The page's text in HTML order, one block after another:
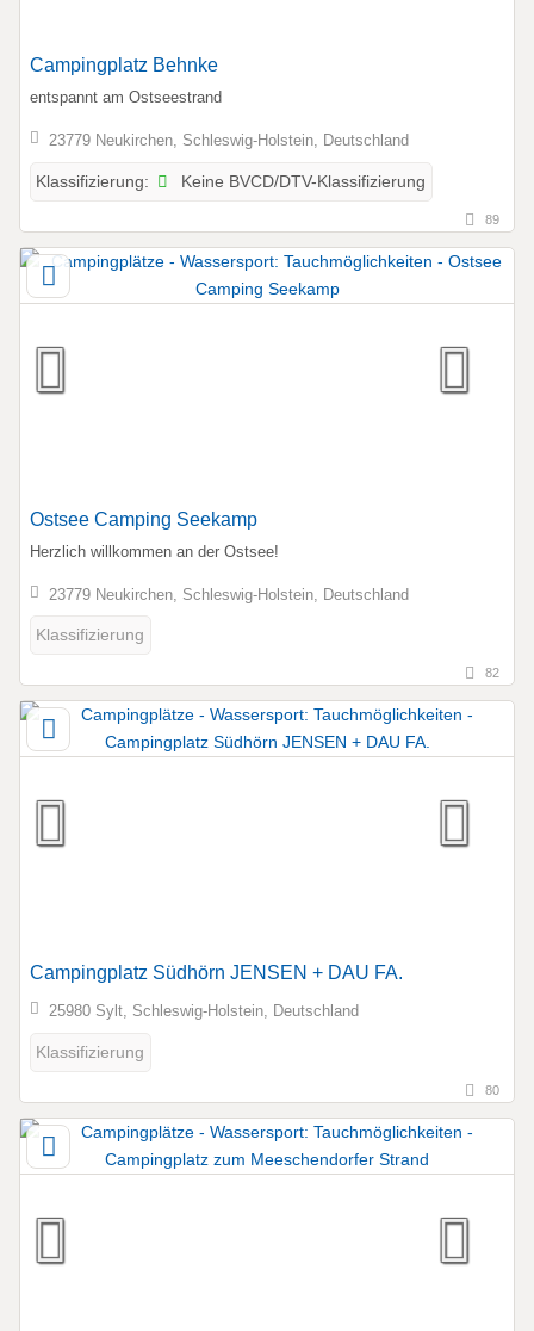
Campingplatz Behnke
entspannt am Ostseestrand
23779 Neukirchen, Schleswig-Holstein, Deutschland
Klassifizierung: Keine BVCD/DTV-Klassifizierung
89
Ostsee Camping Seekamp
Herzlich willkommen an der Ostsee!
23779 Neukirchen, Schleswig-Holstein, Deutschland
Klassifizierung
82
Campingplatz Südhörn JENSEN + DAU FA.
25980 Sylt, Schleswig-Holstein, Deutschland
Klassifizierung
80